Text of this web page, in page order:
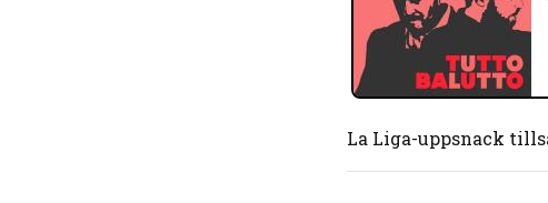
La Liga-uppsnack